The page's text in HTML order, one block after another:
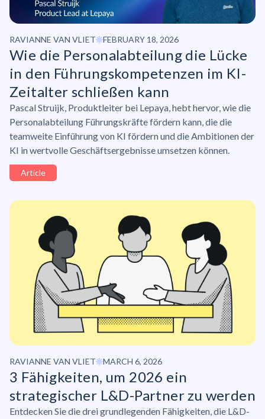
RAVIANNE VAN VLIET FEBRUARY 18, 2026
Wie die Personalabteilung die Lücke
in den Führungskompetenzen im KI-
Zeitalter schließen kann
Pascal Struijk, Produktleiter bei Lepaya, hebt hervor, wie die
Personalabteilung Führungskräfte fördern kann, die die
teamweite Einführung von KI fördern und die Ambitionen der
KI in wertvolle Geschäftsergebnisse umsetzen können.
Article
RAVIANNE VAN VLIET MARCH 6, 2026
3 Fähigkeiten, um 2026 ein
strategischer L&D-Partner zu werden
Entdecken Sie die drei grundlegenden Fähigkeiten, die L&D-